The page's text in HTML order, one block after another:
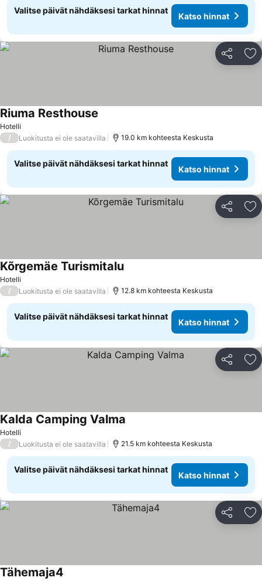
Valitse päivät nähdäksesi tarkat hinnat
Katso hinnat
Jaa
Hotelli
Riuma Resthouse
/ Luokitusta ei ole saatavilla 19.0 km kohteesta Keskusta
Valitse päivät nähdäksesi tarkat hinnat
Katso hinnat
Jaa
Hotelli
Kõrgemäe Turismitalu
/ Luokitusta ei ole saatavilla 12.8 km kohteesta Keskusta
Valitse päivät nähdäksesi tarkat hinnat
Katso hinnat
Jaa
Hotelli
Kalda Camping Valma
/ Luokitusta ei ole saatavilla 21.5 km kohteesta Keskusta
Valitse päivät nähdäksesi tarkat hinnat
Katso hinnat
Jaa
Tähemaja4